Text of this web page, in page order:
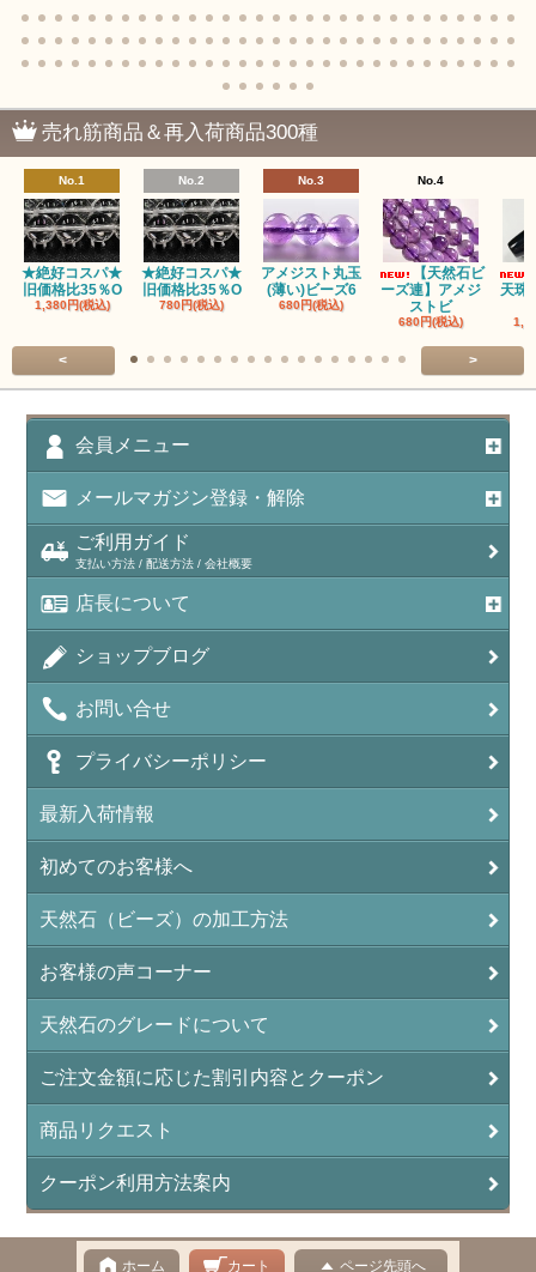
アズロマラカイト（Azuromalachite）
アパタイト
アベンチュリン(クォーツァイト/Aventurine)
アポフィライト（Apophylite）/魚眼石
アメジスト（紫水晶/Amethyst）
アメシスティンクォーツ（Amethest in quartz）
ラベンダーアメジスト
アメトリン（紫黄水晶/Ametrine）
アラゴナイト（霰石/Aragonite）
アンフィボールインクォーツ(Amphibole)
アンフィボールロック/角閃岩（Amphibole ）
イーグルアイ（EagleEye）
インカローズ（ロードクロサイト/Rhodochrosite）
インディアンアゲート(Indian Agate)
エメラルド(emerald/翠玉)
エレスチャル(elestial/骸骨水晶)
オーロラクォーツ(レインボー水晶)
オニキス(ブラック)(Black Onyx)
オブシディアン（黒曜石/Obsidian）
オフィカルサイト（蛇灰岩/Ophicalcite）
売れ筋商品＆再入荷商品300種
No.1
★絶好コスパ★
旧価格比35％O
1,380円(税込)
No.2
★絶好コスパ★
旧価格比35％O
780円(税込)
No.3
アメジスト丸玉
(薄い)ビーズ6
680円(税込)
No.4
【天然石ビ
ーズ連】アメジ
ストビ
680円(税込)
天珠
< >
会員メニュー
メールマガジン登録・解除
ご利用ガイド
支払い方法 / 配送方法 / 会社概要
店長について
ショップブログ
お問い合せ
プライバシーポリシー
最新入荷情報
初めてのお客様へ
天然石（ビーズ）の加工方法
お客様の声コーナー
天然石のグレードについて
ご注文金額に応じた割引内容とクーポン
商品リクエスト
クーポン利用方法案内
ホーム カート ページ先頭へ